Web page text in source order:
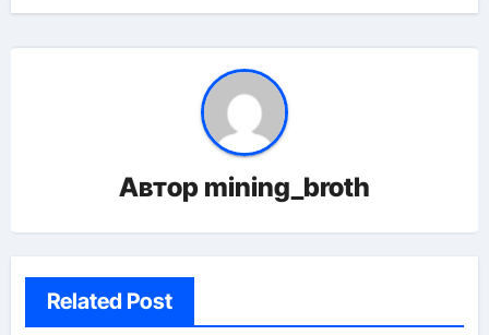
Автор mining_broth
Related Post